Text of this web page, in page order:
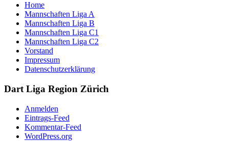
Home
Mannschaften Liga A
Mannschaften Liga B
Mannschaften Liga C1
Mannschaften Liga C2
Vorstand
Impressum
Datenschutzerklärung
Dart Liga Region Zürich
Anmelden
Eintrags-Feed
Kommentar-Feed
WordPress.org